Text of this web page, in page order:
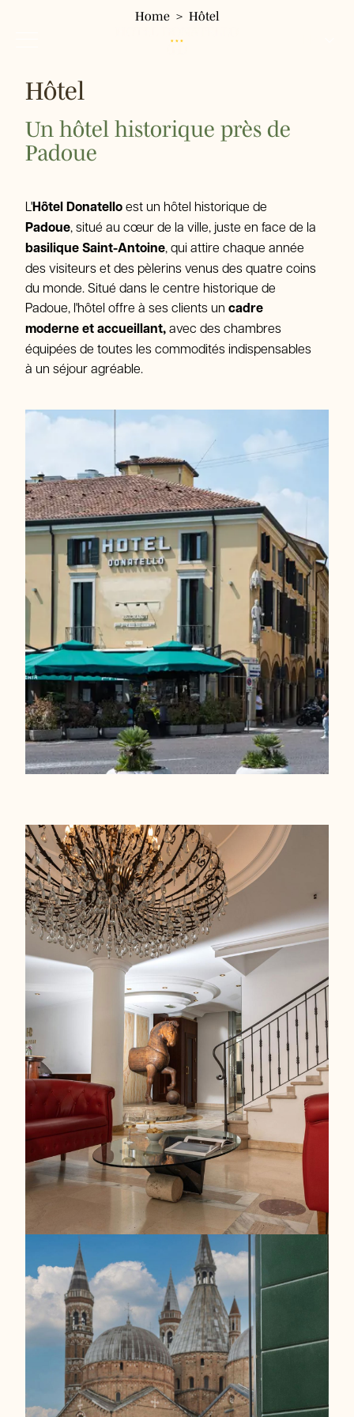
Hôtel
Chambre double panoramique
Chambre triple
Chambre quadruple
Où nous sommes
Environs
Restaurant Pizzeria Fresco
Galerie
Tour & Tickets
FAQ
Offres
Réservez
Home Hôtel
Hôtel
Un hôtel historique près de
Padoue
L'Hôtel Donatelloest un hôtel historique de
Padoue, situé au cœur de la ville, juste en face de la
basilique Saint-Antoine, qui attire chaque année
des visiteurs et des pèlerins venus des quatre coins
du monde. Situé dans le centre historique de
Padoue, l'hôtel offre à ses clients un cadre
moderne et accueillant,avec des chambres
équipées de toutes les commodités indispensables
à un séjour agréable.